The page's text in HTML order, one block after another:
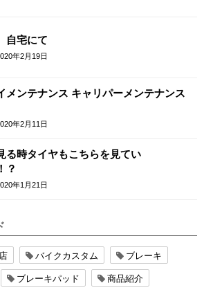
自宅にて
年2月19日
メンテナンス キャリパーメンテナンス
年2月11日
る時タイヤもこちらを見てい
？
年1月21日
バイクカスタム ブレーキ
ブレーキパッド 商品紹介